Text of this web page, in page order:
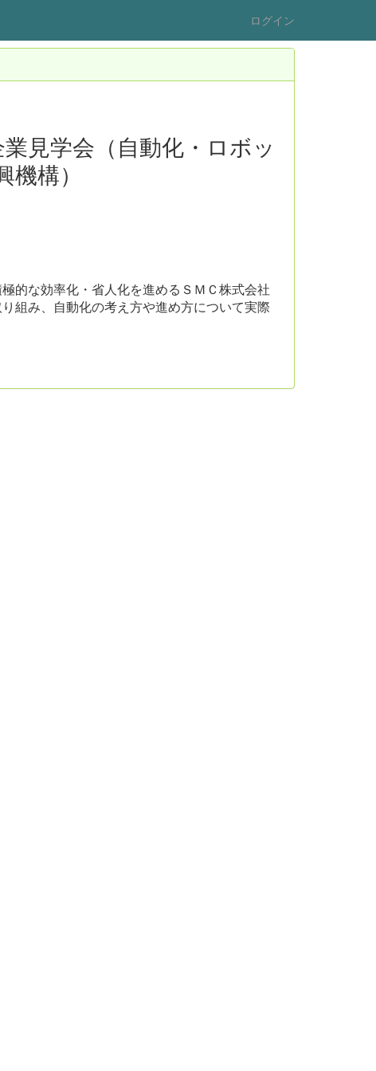
ログイン
見学会（自動化・ロボッ
構）
的な効率化・省人化を進めるＳＭＣ株式会社
組み、自動化の考え方や進め方について実際